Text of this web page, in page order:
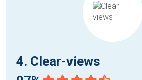
4. Clear-views